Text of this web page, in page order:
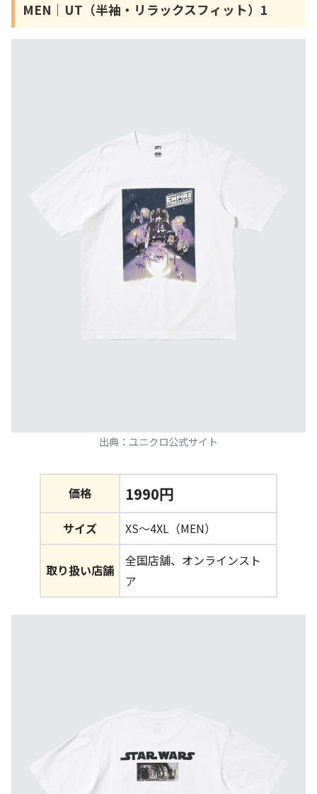
MEN｜UT（半袖・リラックスフィット）1
出典：ユニクロ公式サイト
価格 1990円
サイズ XS～4XL（MEN）
取り扱い店舗
全国店舗、オンラインスト
ア